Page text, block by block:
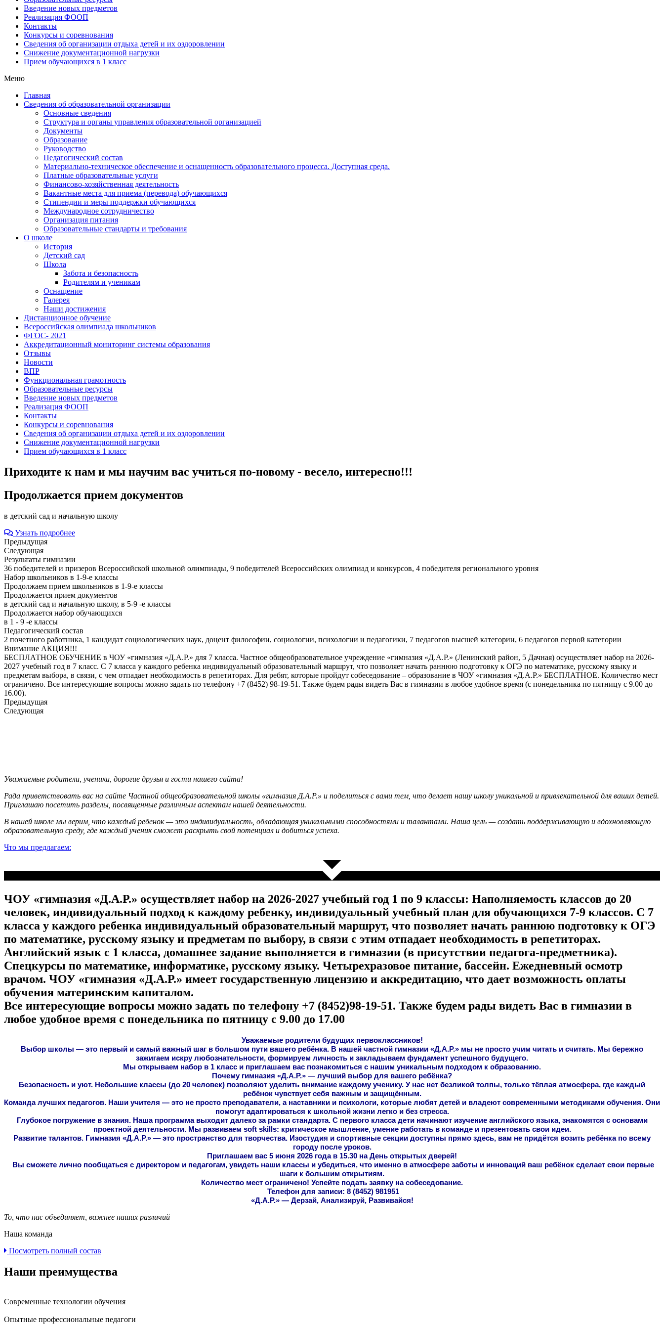
Введение новых предметов
Реализация ФООП
Контакты
Конкурсы и соревнования
Сведения об организации отдыха детей и их оздоровлении
Снижение документационной нагрузки
Прием обучающихся в 1 класс
Меню
Главная
Сведения об образовательной организации
Основные сведения
Структура и органы управления образовательной организацией
Документы
Образование
Руководство
Педагогический состав
Материально-техническое обеспечение и оснащенность образовательного процесса. Доступная среда.
Платные образовательные услуги
Финансово-хозяйственная деятельность
Вакантные места для приема (перевода) обучающихся
Стипендии и меры поддержки обучающихся
Международное сотрудничество
Организация питания
Образовательные стандарты и требования
О школе
История
Детский сад
Школа
Забота и безопасность
Родителям и ученикам
Оснащение
Галерея
Наши достижения
Дистанционное обучение
Всероссийская олимпиада школьников
ФГОС- 2021
Аккредитационный мониторинг системы образования
Отзывы
Новости
ВПР
Функциональная грамотность
Образовательные ресурсы
Введение новых предметов
Реализация ФООП
Контакты
Конкурсы и соревнования
Сведения об организации отдыха детей и их оздоровлении
Снижение документационной нагрузки
Прием обучающихся в 1 класс
Приходите к нам и мы научим вас учиться по-новому - весело, интересно!!!
Продолжается прием документов
в детский сад и начальную школу
Узнать подробнее
Предыдущая
Следующая
Результаты гимназии
36 победителей и призеров Всероссийской школьной олимпиады, 9 победителей Всероссийских олимпиад и конкурсов, 4 победителя регионального уровня
Набор школьников в 1-9-е классы
Продолжаем прием школьников в 1-9-е классы
Продолжается прием документов
в детский сад и начальную школу, в 5-9 -е классы
Продолжается набор обучающихся
в 1 - 9 -е классы
Педагогический состав
2 почетного работника, 1 кандидат социологических наук, доцент философии, социологии, психологии и педагогики, 7 педагогов высшей категории, 6 педагогов первой категории
Внимание АКЦИЯ!!!
БЕСПЛАТНОЕ ОБУЧЕНИЕ в ЧОУ «гимназия «Д.А.Р.» для 7 класса. Частное общеобразовательное учреждение «гимназия «Д.А.Р.» (Ленинский район, 5 Дачная) осуществляет набор на 2026-
2027 учебный год в 7 класс. С 7 класса у каждого ребенка индивидуальный образовательный маршрут, что позволяет начать раннюю подготовку к ОГЭ по математике, русскому языку и
предметам выбора, в связи, с чем отпадает необходимость в репетиторах. Для ребят, которые пройдут собеседование – образование в ЧОУ «гимназия «Д.А.Р.» БЕСПЛАТНОЕ. Количество мест
ограничено. Все интересующие вопросы можно задать по телефону +7 (8452) 98-19-51. Также будем рады видеть Вас в гимназии в любое удобное время (с понедельника по пятницу с 9.00 до
16.00).
Предыдущая
Следующая
Уважаемые родители, ученики, дорогие друзья и гости нашего сайта!
Рада приветствовать вас на сайте Частной общеобразовательной школы «гимназия Д.А.Р.» и поделиться с вами тем, что делает нашу школу уникальной и привлекательной для ваших детей.
Приглашаю посетить разделы, посвященные различным аспектам нашей деятельности.
В нашей школе мы верим, что каждый ребенок — это индивидуальность, обладающая уникальными способностями и талантами. Наша цель — создать поддерживающую и вдохновляющую
образовательную среду, где каждый ученик сможет раскрыть свой потенциал и добиться успеха.
Что мы предлагаем:
ЧОУ «гимназия «Д.А.Р.» осуществляет набор на 2026-2027 учебный год 1 по 9 классы: Наполняемость классов до 20
человек, индивидуальный подход к каждому ребенку, индивидуальный учебный план для обучающихся 7-9 классов. С 7
класса у каждого ребенка индивидуальный образовательный маршрут, что позволяет начать раннюю подготовку к ОГЭ
по математике, русскому языку и предметам по выбору, в связи с этим отпадает необходимость в репетиторах.
Английский язык с 1 класса, домашнее задание выполняется в гимназии (в присутствии педагога-предметника).
Спецкурсы по математике, информатике, русскому языку. Четырехразовое питание, бассейн. Ежедневный осмотр
врачом. ЧОУ «гимназия «Д.А.Р.» имеет государственную лицензию и аккредитацию, что дает возможность оплаты
обучения материнским капиталом.
Все интересующие вопросы можно задать по телефону +7 (8452)98-19-51. Также будем рады видеть Вас в гимназии в
любое удобное время с понедельника по пятницу с 9.00 до 17.00
Уважаемые родители будущих первоклассников!
Выбор школы — это первый и самый важный шаг в большом пути вашего ребёнка. В нашей частной гимназии «Д.А.Р.» мы не просто учим читать и считать. Мы бережно
зажигаем искру любознательности, формируем личность и закладываем фундамент успешного будущего.
Мы открываем набор в 1 класс и приглашаем вас познакомиться с нашим уникальным подходом к образованию.
Почему гимназия «Д.А.Р.» — лучший выбор для вашего ребёнка?
Безопасность и уют. Небольшие классы (до 20 человек) позволяют уделить внимание каждому ученику. У нас нет безликой толпы, только тёплая атмосфера, где каждый
ребёнок чувствует себя важным и защищённым.
Команда лучших педагогов. Наши учителя — это не просто преподаватели, а наставники и психологи, которые любят детей и владеют современными методиками обучения. Они
помогут адаптироваться к школьной жизни легко и без стресса.
Глубокое погружение в знания. Наша программа выходит далеко за рамки стандарта. С первого класса дети начинают изучение английского языка, знакомятся с основами
проектной деятельности. Мы развиваем soft skills: критическое мышление, умение работать в команде и презентовать свои идеи.
Развитие талантов. Гимназия «Д.А.Р.» — это пространство для творчества. Изостудия и спортивные секции доступны прямо здесь, вам не придётся возить ребёнка по всему
городу после уроков.
Приглашаем вас 5 июня 2026 года в 15.30 на День открытых дверей!
Вы сможете лично пообщаться с директором и педагогам, увидеть наши классы и убедиться, что именно в атмосфере заботы и инноваций ваш ребёнок сделает свои первые
шаги к большим открытиям.
Количество мест ограничено! Успейте подать заявку на собеседование.
Телефон для записи: 8 (8452) 981951
«Д.А.Р.» — Дерзай, Анализируй, Развивайся!
То, что нас объединяет, важнее наших различий
Наша команда
Посмотреть полный состав
Наши преимущества
Современные технологии обучения
Опытные профессиональные педагоги